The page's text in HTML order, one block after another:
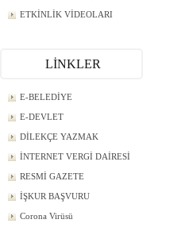
ETKİNLİK VİDEOLARI
LİNKLER
E-BELEDİYE
E-DEVLET
DİLEKÇE YAZMAK
İNTERNET VERGİ DAİRESİ
RESMİ GAZETE
İŞKUR BAŞVURU
Corona Virüsü